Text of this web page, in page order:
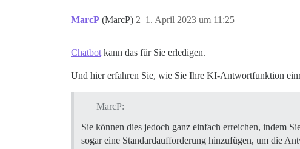
MarcP (MarcP) 1. April 2023 um 11:25
2
Chatbot kann das für Sie erledigen.
Und hier erfahren Sie, wie Sie Ihre KI-Antwortfunktion
MarcP:
Sie können dies jedoch ganz einfach erreichen, indem
sogar eine Standardaufforderung hinzufügen, um die